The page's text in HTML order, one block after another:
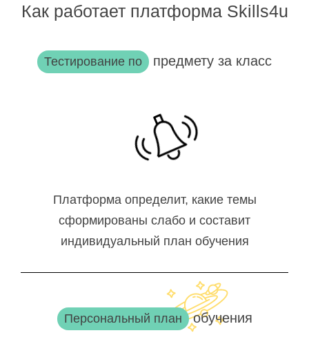
Как работает платформа Skills4u
Тестирование по предмету за класс
Платформа определит, какие темы
сформированы слабо и составит
индивидуальный план обучения
Персональный план обучения